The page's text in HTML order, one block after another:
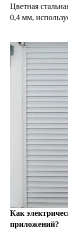
Цветная
0,4 мм,
Как
приложений?